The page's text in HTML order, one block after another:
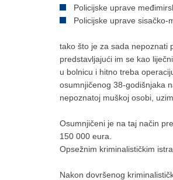
Policijske uprave
Policijske uprave sisačko-
tako što je za sada nepoznati
predstavljajući im se kao
u bolnicu i hitno treba
osumnjičenog 38-godišnjaka
nepoznatoj muškoj osobi,
Osumnjičeni je na taj način
150 000 eura.
Opsežnim kriminalističkim
Nakon dovršenog